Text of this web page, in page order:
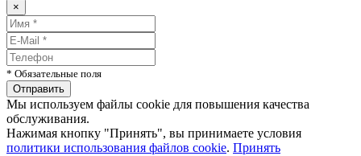
×
* Обязательные поля
Мы используем файлы cookie для повышения качества
обслуживания.
Нажимая кнопку "Принять", вы принимаете условия
политики использования файлов cookie. Принять